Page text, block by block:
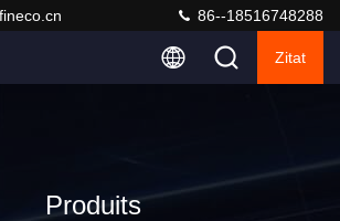
86--18516748288
Zitat
Produits